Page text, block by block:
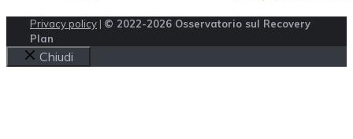
Privacy policy | © 2022-2026 Osservatorio sul Recovery
Plan
Chiudi